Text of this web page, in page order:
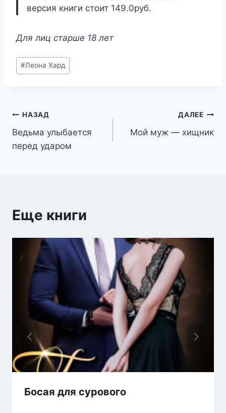
версия книги стоит 149.0руб.
Для лиц старше 18 лет
Метки
записи:
#Леона Хард
Навигация
по
НАЗАД
Ведьма улыбается
перед ударом
ДАЛЕЕ
Мой муж — хищник
Еще книги
Босая для сурового